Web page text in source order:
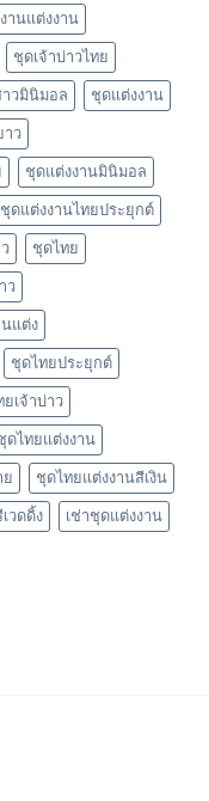
งานแต่งงาน
ชุดเจ้าบ่าวไทย
าวมินิมอล ชุดแต่งงาน
าว
ชุดแต่งงานมินิมอล
ชุดแต่งงานไทยประยุกต์
ชุดไทย
ว
แต่ง
ชุดไทยประยุกต์
ยเจ้าบ่าว
ดไทยแต่งงาน
ย ชุดไทยแต่งงานสีเงิน
วดดิ้ง เช่าชุดแต่งงาน